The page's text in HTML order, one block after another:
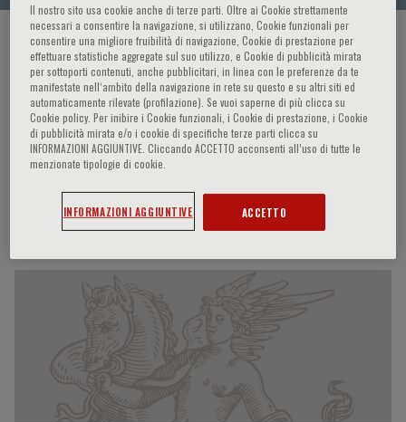
HOME PAGE / CURSOS Y EVENTOS / ORADOR
Vanessa Ferreira
Participaciones del ponente
Il nostro sito usa cookie anche di terze parti. Oltre ai Cookie strettamente
necessari a consentire la navigazione, si utilizzano, Cookie funzionali per
consentire una migliore fruibilità di navigazione, Cookie di prestazione per
effettuare statistiche aggregate sul suo utilizzo, e Cookie di pubblicità mirata
per sottoporti contenuti, anche pubblicitari, in linea con le preferenze da te
manifestate nell‘ambito della navigazione in rete su questo e su altri siti ed
automaticamente rilevate (profilazione). Se vuoi saperne di più clicca su
Cookie policy. Per inibire i Cookie funzionali, i Cookie di prestazione, i Cookie
di pubblicità mirata e/o i cookie di specifiche terze parti clicca su
INFORMAZIONI AGGIUNTIVE. Cliccando ACCETTO acconsenti all’uso di tutte le
menzionate tipologie di cookie.
INFORMAZIONI AGGIUNTIVE ACCETTO